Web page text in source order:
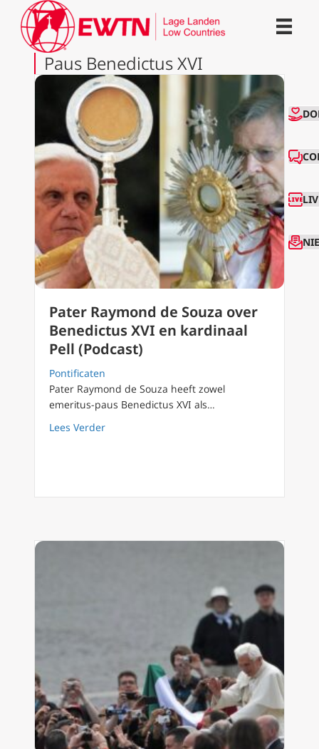
Paus Benedictus XVI
Pater Raymond de Souza over
Benedictus XVI en kardinaal
Pell (Podcast)
Pontificaten
Pater Raymond de Souza heeft zowel
emeritus-paus Benedictus XVI als…
Lees Verderabout Pater Raymond de Souza over